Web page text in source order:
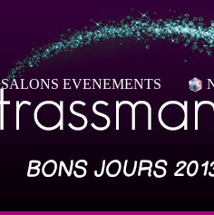
SALONS EVENEMENTS